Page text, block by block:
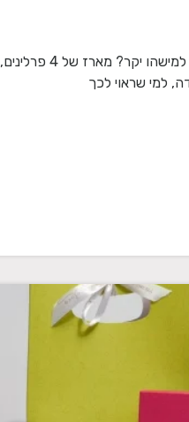
מח]שים דרך להודות למישהו יקר? מארז של 4 פרלינים,
למי שראוי לכך